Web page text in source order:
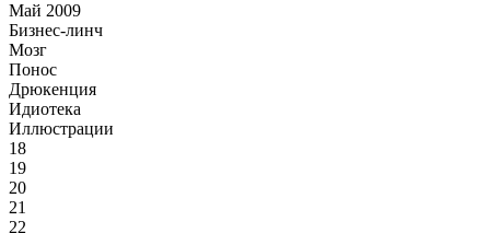
Май 2009
Бизнес-линч
Мозг
Понос
Дрюкенция
Идиотека
Иллюстрации
18
19
20
21
22